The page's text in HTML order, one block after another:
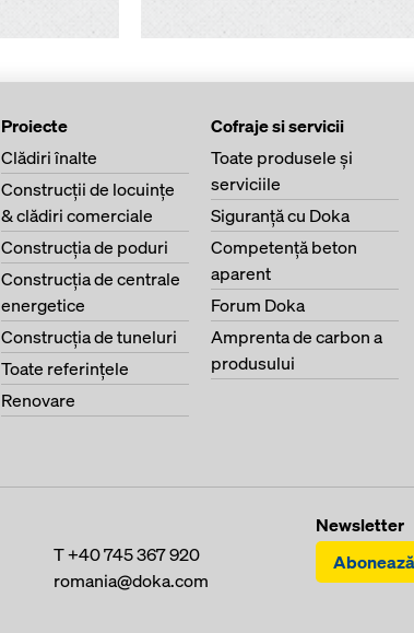
Proiecte
Clădiri înalte
Construcţii de locuinţe
& clădiri comerciale
Construcţia de poduri
Construcţia de centrale
energetice
Construcţia de tuneluri
Toate referinţele
Renovare
Cofraje si servicii
Toate produsele şi
serviciile
Siguranţă cu Doka
Competenţă beton
aparent
Forum Doka
Amprenta de carbon a
produsului
T+40 745 367 920
romania@doka.com
Newsletter